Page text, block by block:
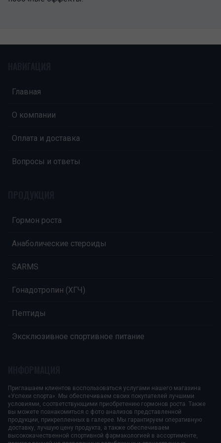
Главная
О компании
Оплата и доставка
Вопросы и ответы
Гормон роста
Анаболические стероиды
SARMS
Гонадотропин (ХГЧ)
Пептиды
Эксклюзивное спортивное питание
Приглашаем клиентов воспользоваться услугами нашего магазина
«Успехи спорта». Мы обеспечиваем своих покупателей лучшими
условиями, соответствующими приобретению гормонов роста. Также
вы можете познакомиться с фото анализов представленной
продукции, прикрепленных в галерее. Мы гарантируем оперативную
доставку, лучшую цену продукта, а также обеспечиваем
высококачественной спортивной фармакологией в ассортименте,